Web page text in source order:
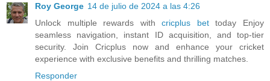
Roy George 14 de julio de 2024 a las 4:26
Unlock multiple rewards withcricplus bettoday Enjoy
seamless navigation, instant ID acquisition, and top-tier
security. Join Cricplus now and enhance your cricket
experience with exclusive benefits and thrilling matches.
Responder